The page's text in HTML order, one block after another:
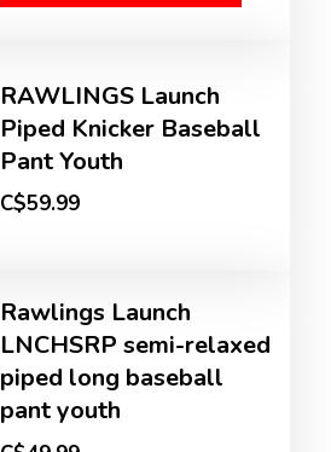
RAWLINGS Launch
Piped Knicker Baseball
Pant Youth
C$59.99
Rawlings Launch
LNCHSRP semi-relaxed
piped long baseball
pant youth